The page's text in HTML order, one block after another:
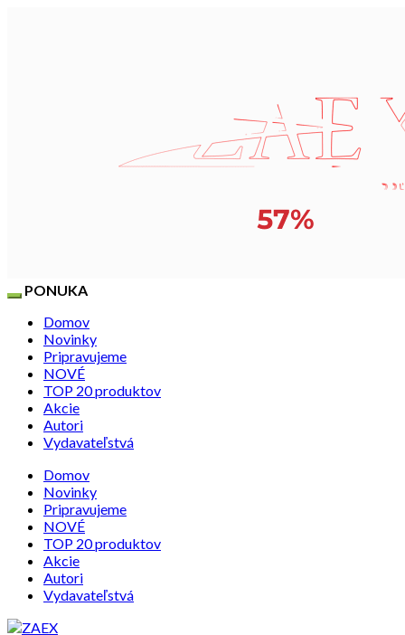
PONUKA
Domov
Novinky
Pripravujeme
NOVÉ
TOP 20 produktov
Akcie
Autori
Vydavateľstvá
Domov
Novinky
Pripravujeme
NOVÉ
TOP 20 produktov
Akcie
Autori
Vydavateľstvá